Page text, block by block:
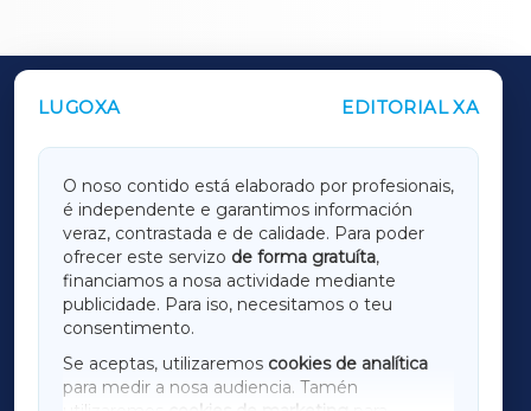
LUGOXA EDITORIAL XA
O noso contido está elaborado por profesionais,
é independente e garantimos información
veraz, contrastada e de calidade. Para poder
ofrecer este servizo de forma gratuíta,
financiamos a nosa actividade mediante
publicidade. Para iso, necesitamos o teu
consentimento.
Se aceptas, utilizaremos cookies de analítica
para medir a nosa audiencia. Tamén
OUTROS PERIÓDICOS
LUGOXA
TERRACHAXA